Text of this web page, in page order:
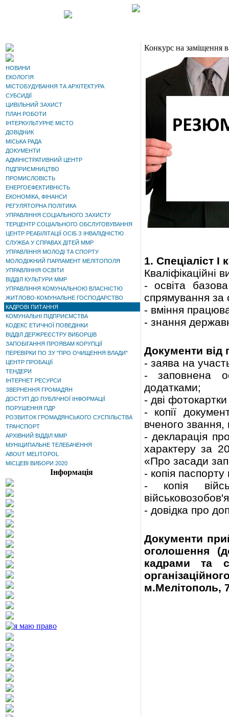
НОВИНИ
ЕКОЛОГІЯ
МІСТОБУДУВАННЯ ТА АРХІТЕКТУРА
СУБСИДІЇ
ЦИВІЛЬНИЙ ЗАХИСТ
ПЛАН РОБОТИ
ІНТЕРКУЛЬТУРНЕ МІСТО
ДОВІДНИК
МІСЬКА РАДА
ДОКУМЕНТИ
АДМІНІСТРАТИВНИЙ ЦЕНТР
ПІДПРИЄМНИЦТВО
ПРОМИСЛОВІСТЬ
ЕНЕРГОЕФЕКТИВНІСТЬ
ЕКОНОМІКА, ФІНАНСИ
РЕГУЛЯТОРНА ПОЛІТИКА
УПРАВЛІННЯ СОЦІАЛЬНОГО ЗАХИСТУ
ТЕРЦЕНТР СОЦІАЛЬНОГО ОБСЛУГОВУВАННЯ
ЦЕНТР РЕАБІЛІТАЦІЇ ОСІБ З ІНВАЛІДНІСТЮ
СЛУЖБА У СПРАВАХ ДІТЕЙ ММР
УПРАВЛІННЯ МОЛОДІ ТА СПОРТУ
МОЛОДІЖНИЙ ПАРЛАМЕНТ МЕЛІТОПОЛЯ
УПРАВЛІННЯ ОСВІТИ
ВІДДІЛ КУЛЬТУРИ ММР
УПРАВЛІННЯ КОМУНАЛЬНОЮ ВЛАСНІСТЮ
ЖИТЛОВО-КОМУНАЛЬНЕ ГОСПОДАРСТВО
КАДРОВІ ПИТАННЯ
КОМУНАЛЬНІ ПІДПРИЄМСТВА
КОДЕКС ЕТИЧНОЇ ПОВЕДІНКИ
ВІДДІЛ ДЕРЖРЕЄСТРУ ВИБОРЦІВ
ЗАПОБІГАННЯ ПРОЯВАМ КОРУПЦІЇ
ПЕРЕВІРКИ ПО ЗУ "ПРО ОЧИЩЕННЯ ВЛАДИ"
ЦЕНТР ПРОБАЦІЇ
ТЕНДЕРИ
ІНТЕРНЕТ РЕСУРСИ
ЗВЕРНЕННЯ ГРОМАДЯН
ДОСТУП ДО ПУБЛІЧНОЇ ІНФОРМАЦІЇ
ПОРУШЕННЯ ПДР
РОЗВИТОК ГРОМАДЯНСЬКОГО СУСПІЛЬСТВА
ТРАНСПОРТ
АРХІВНИЙ ВІДДІЛ ММР
МУНІЦИПАЛЬНЕ ТЕЛЕБАЧЕННЯ
ABOUT MELITOPOL
МІСЦЕВІ ВИБОРИ 2020
Інформація
Конкурс на заміщення
1. Спеціаліст І
Кваліфікаційні
- освіта
спрямування за
- вміння
- знання
Документи від
- заява на
- заповнена
додатками;
- дві
- копії
вченого
- декларація
характеру за
«Про засади
- копія
- копія
- довідка про
Документи
оголошення
кадрами та
м.Мелітополь,